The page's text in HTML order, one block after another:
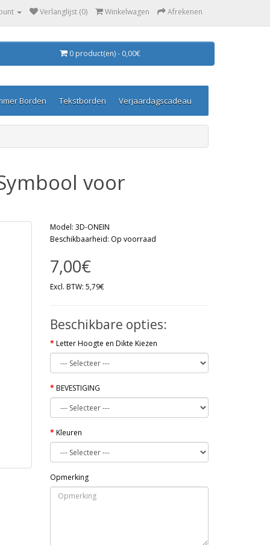
Verlanglijst (0) Winkelwagen Afrekenen
0 product(en) - 0,00€
Borden Tekstborden Verjaardagscadeau
voor
Model: 3D-ONEIN
Beschikbaarheid: Op voorraad
7,00€
Excl. BTW: 5,79€
Beschikbare opties:
Letter Hoogte en Dikte Kiezen
BEVESTIGING
Kleuren
Opmerking